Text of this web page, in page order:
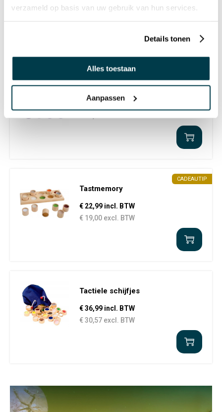
verzameld op basis van uw gebruik van hun services.
Details tonen
Alles toestaan
Aanpassen
Texturen memory
Sensorische ballen memory
€ 52,95 incl. BTW
CADEAUTIP
Tastmemory
€ 22,99 incl. BTW
€ 19,00 excl. BTW
Tactiele schijfjes
€ 36,99 incl. BTW
€ 30,57 excl. BTW